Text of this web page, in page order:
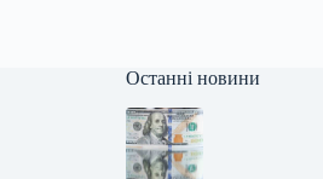
Останні новини